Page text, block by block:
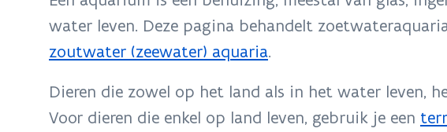
Zoetwateraquarium:
opstart,
filtering
water leven. Deze pagina behandelt
zoutwater (zeewater) aquaria.
Dieren die zowel op het land als in het water leven,
Voor dieren die enkel op land leven, gebruik je een